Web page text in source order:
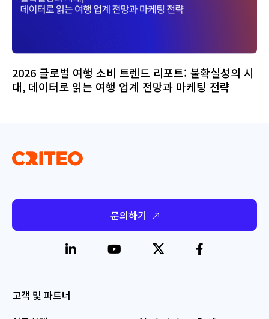
2026 글로벌 여행 소비 트렌드 리포트: 불확실성의 시
대, 데이터로 읽는 여행 업계 전망과 마케팅 전략
문의하기
고객 및 파트너